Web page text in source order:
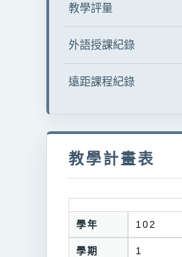
教學評量
外語授課紀錄
遠距課程紀錄
教學計畫表
學年 102
學期 1